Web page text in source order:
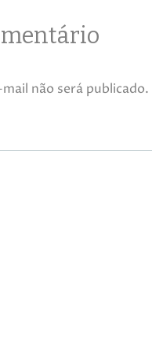
não será publicado.